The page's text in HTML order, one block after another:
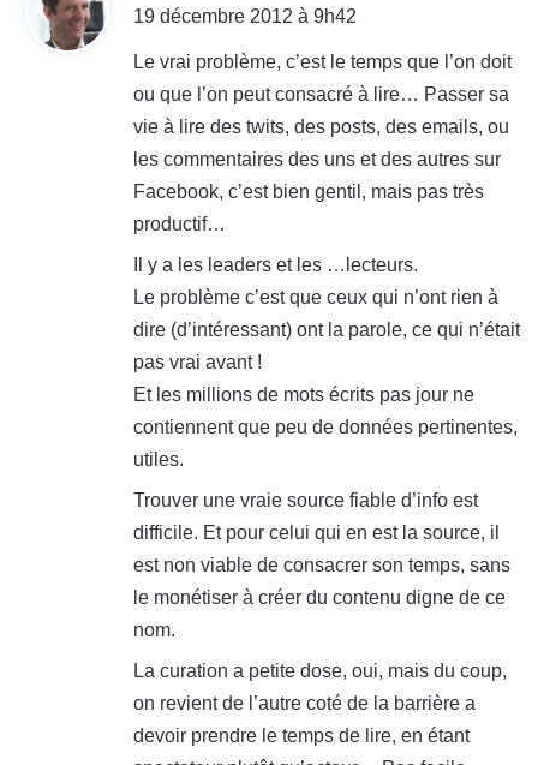
i
19 décembre 2012 à 9h42
Le vrai problème, c’est le temps que l’on doit
ou que l’on peut consacré à lire… Passer sa
vie à lire des twits, des posts, des emails, ou
les commentaires des uns et des autres sur
Facebook, c’est bien gentil, mais pas très
productif…
Il y a les leaders et les …lecteurs.
Le problème c’est que ceux qui n’ont rien à
dire (d’intéressant) ont la parole, ce qui n’était
pas vrai avant !
Et les millions de mots écrits pas jour ne
contiennent que peu de données pertinentes,
utiles.
Trouver une vraie source fiable d’info est
difficile. Et pour celui qui en est la source, il
est non viable de consacrer son temps, sans
le monétiser à créer du contenu digne de ce
nom.
La curation a petite dose, oui, mais du coup,
on revient de l’autre coté de la barrière a
devoir prendre le temps de lire, en étant